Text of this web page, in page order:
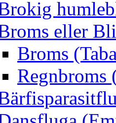
eller
Broms
Regnbroms